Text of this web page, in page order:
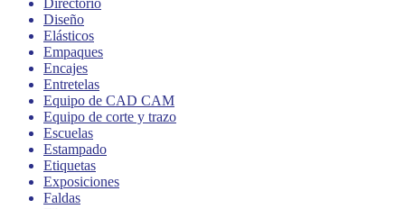
Diseño
Elásticos
Empaques
Encajes
Entretelas
Equipo de CAD CAM
Equipo de corte y trazo
Escuelas
Estampado
Etiquetas
Exposiciones
Faldas